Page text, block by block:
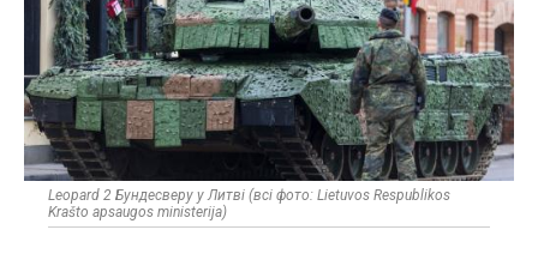
Leopard 2 Бундесверу у Литві (всі фото: Lietuvos Respublikos
Krašto apsaugos ministerija)